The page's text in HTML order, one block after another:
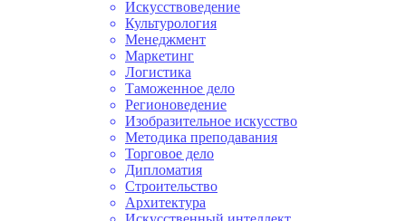
Искусствоведение
Культурология
Менеджмент
Маркетинг
Логистика
Таможенное дело
Регионоведение
Изобразительное искусство
Методика преподавания
Торговое дело
Дипломатия
Строительство
Архитектура